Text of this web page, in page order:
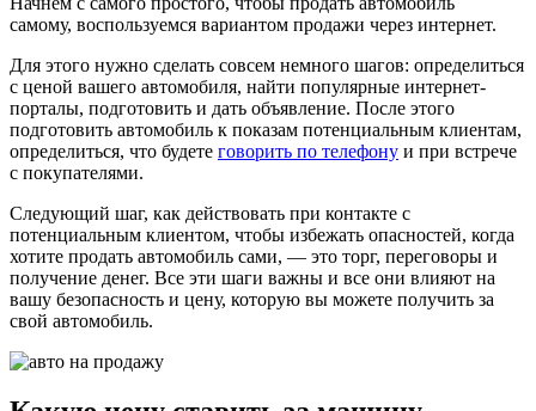
самому, воспользуемся вариантом продажи через интернет.
Для этого нужно сделать совсем немного шагов: определиться
с ценой вашего автомобиля, найти популярные интернет-
порталы, подготовить и дать объявление. После этого
подготовить автомобиль к показам потенциальным клиентам,
определиться, что будете говорить по телефону и при встрече
с покупателями.
Следующий шаг, как действовать при контакте с
потенциальным клиентом, чтобы избежать опасностей, когда
хотите продать автомобиль сами, — это торг, переговоры и
получение денег. Все эти шаги важны и все они влияют на
вашу безопасность и цену, которую вы можете получить за
свой автомобиль.